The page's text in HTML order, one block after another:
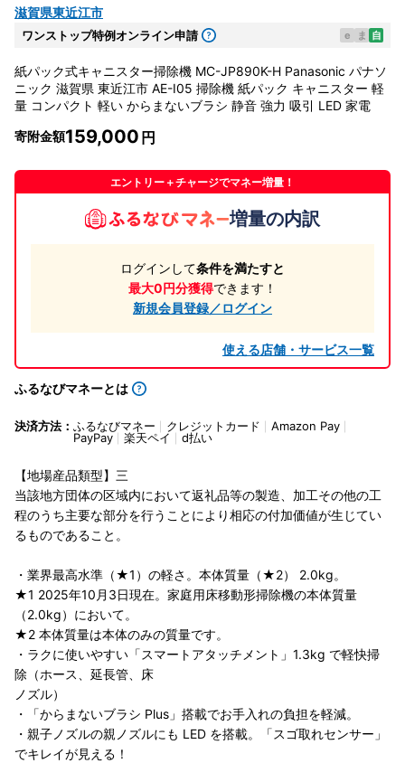
滋賀県東近江市
ワンストップ特例オンライン申請 e ま 自
紙パック式キャニスター掃除機 MC-JP890K-H Panasonic パナソ
ニック 滋賀県 東近江市 AE-I05 掃除機 紙パック キャニスター 軽
量 コンパクト 軽い からまないブラシ 静音 強力 吸引 LED 家電
寄附金額159,000
エントリー＋チャージでマネー増量！
増量の内訳
ログインして条件を満たすと
最大0円分獲得できます！
新規会員登録／ログイン
使える店舗・サービス一覧
ふるなびマネーとは
決済方法： ふるなびマネー クレジットカード
Amazon Pay
PayPay
楽天ペイ d払い
【地場産品類型】三
当該地方団体の区域内において返礼品等の製造、加工その他の工
程のうち主要な部分を行うことにより相応の付加価値が生じてい
るものであること。
・業界最高水準（★1）の軽さ。本体質量（★2） 2.0kg。
★1 2025年10月3日現在。家庭用床移動形掃除機の本体質量
（2.0kg）において。
★2 本体質量は本体のみの質量です。
・ラクに使いやすい「スマートアタッチメント」1.3kg で軽快掃
除（ホース、延長管、床
ノズル）
・「からまないブラシ Plus」搭載でお手入れの負担を軽減。
・親子ノズルの親ノズルにも LED を搭載。「スゴ取れセンサー」
でキレイが見える！